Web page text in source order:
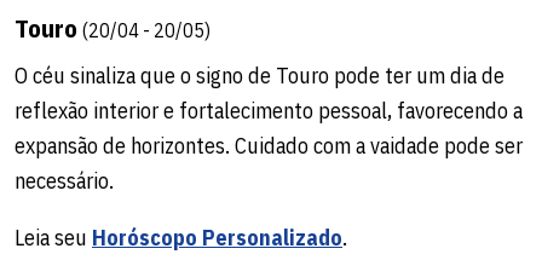
Touro (20/04 - 20/05)
O céu sinaliza que o signo de Touro pode ter um dia de
reflexão interior e fortalecimento pessoal, favorecendo a
expansão de horizontes. Cuidado com a vaidade pode ser
necessário.
Leia seu Horóscopo Personalizado.